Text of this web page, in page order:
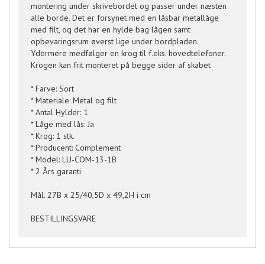
montering under skrivebordet og passer under næsten
alle borde. Det er forsynet med en låsbar metallåge
med filt, og det har en hylde bag lågen samt
opbevaringsrum øverst lige under bordpladen.
Ydermere medfølger en krog til f.eks. hovedtelefoner.
Krogen kan frit monteret på begge sider af skabet
* Farve: Sort
* Materiale: Metal og filt
* Antal Hylder: 1
* Låge med lås: Ja
* Krog: 1 stk.
* Producent: Complement
* Model: LU-COM-13-1B
* 2 Års garanti
Mål. 27B x 25/40,5D x 49,2H i cm
BESTILLINGSVARE